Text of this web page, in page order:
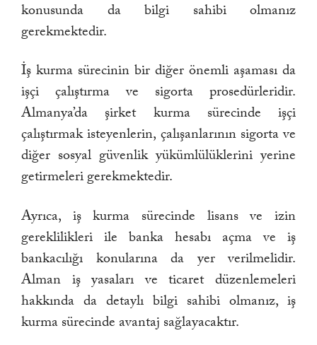
konusunda da bilgi sahibi olmanız
gerekmektedir.
İş kurma sürecinin bir diğer önemli aşaması da
işçi çalıştırma ve sigorta prosedürleridir.
Almanya’da şirket kurma sürecinde işçi
çalıştırmak isteyenlerin, çalışanlarının sigorta ve
diğer sosyal güvenlik yükümlülüklerini yerine
getirmeleri gerekmektedir.
Ayrıca, iş kurma sürecinde lisans ve izin
gereklilikleri ile banka hesabı açma ve iş
bankacılığı konularına da yer verilmelidir.
Alman iş yasaları ve ticaret düzenlemeleri
hakkında da detaylı bilgi sahibi olmanız, iş
kurma sürecinde avantaj sağlayacaktır.